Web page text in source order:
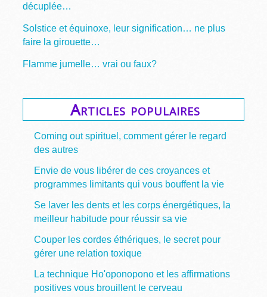
décuplée…
Solstice et équinoxe, leur signification… ne plus
faire la girouette…
Flamme jumelle… vrai ou faux?
Articles populaires
Coming out spirituel, comment gérer le regard
des autres
Envie de vous libérer de ces croyances et
programmes limitants qui vous bouffent la vie
Se laver les dents et les corps énergétiques, la
meilleur habitude pour réussir sa vie
Couper les cordes éthériques, le secret pour
gérer une relation toxique
La technique Ho'oponopono et les affirmations
positives vous brouillent le cerveau